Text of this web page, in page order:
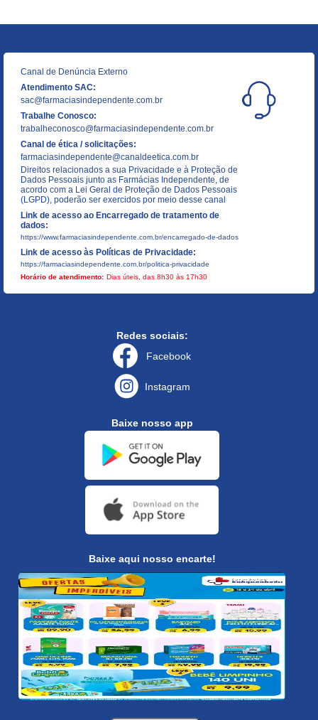
Canal de Denúncia Externo
Atendimento SAC:
sac@farmaciasindependente.com.br
Trabalhe Conosco:
trabalheconosco@farmaciasindependente.com.br
Canal de ética / solicitações:
farmaciasindependente@canaldeetica.com.br
Direitos relacionados a sua Privacidade e à Proteção de
Dados Pessoais junto as Farmácias Independente, de
acordo com a Lei Geral de Proteção de Dados Pessoais
(LGPD), poderão ser exercidos por meio desse canal
Link de acesso ao Encarregado de tratamento de
dados:
https://www.farmaciasindependente.com.br/encarregado-de-dados
Link de acesso às Políticas de Privacidade:
https://farmaciasindependente.com.br/politica-privacidade
Horário de atendimento: Dias úteis, das 8h30 às 17h30
Redes sociais:
Facebook
Instagram
Baixe nosso app
Baixe aqui nosso encarte!